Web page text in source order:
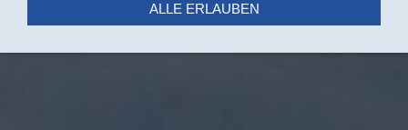
ALLE ERLAUBEN